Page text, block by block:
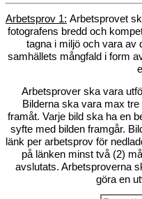
Arbetsprov 1: Arbetsprovet
fotografens bredd och
tagna i miljö och vara av
samhällets mångfald i form
Arbetsprover ska vara
Bilderna ska vara max
framåt. Varje bild ska ha en
syfte med bilden framgår.
länk per arbetsprov för
på länken minst två (2)
avslutats. Arbetsproverna
göra en